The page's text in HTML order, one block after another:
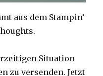
aus dem Stampin‘
Situation
zu versenden. Jetzt